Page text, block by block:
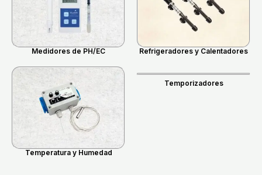
Medidores de PH/EC Refrigeradores y Calentadores
Temperatura y Humedad
Temporizadores